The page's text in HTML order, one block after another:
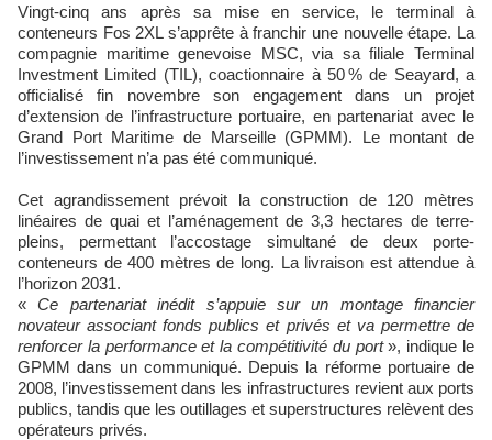
Vingt-cinq ans après sa mise en service, le terminal à
conteneurs Fos 2XL s’apprête à franchir une nouvelle étape. La
compagnie maritime genevoise MSC, via sa filiale Terminal
Investment Limited (TIL), coactionnaire à 50 % de Seayard, a
officialisé fin novembre son engagement dans un projet
d’extension de l’infrastructure portuaire, en partenariat avec le
Grand Port Maritime de Marseille (GPMM). Le montant de
l’investissement n’a pas été communiqué.
Cet agrandissement prévoit la construction de 120 mètres
linéaires de quai et l’aménagement de 3,3 hectares de terre-
pleins, permettant l’accostage simultané de deux porte-
conteneurs de 400 mètres de long. La livraison est attendue à
l’horizon 2031.
«Ce partenariat inédit s’appuie sur un montage financier
novateur associant fonds publics et privés et va permettre de
renforcer la performance et la compétitivité du port», indique le
GPMM dans un communiqué. Depuis la réforme portuaire de
2008, l’investissement dans les infrastructures revient aux ports
publics, tandis que les outillages et superstructures relèvent des
opérateurs privés.